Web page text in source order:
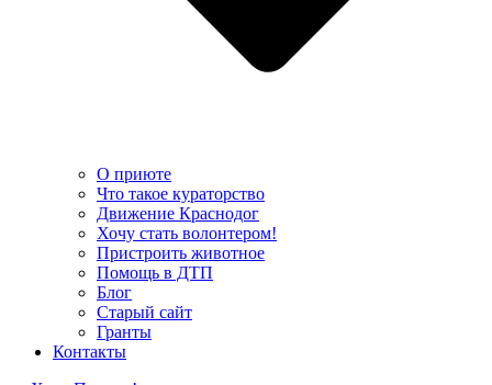
О приюте
Что такое кураторство
Движение Краснодог
Хочу стать волонтером!
Пристроить животное
Помощь в ДТП
Блог
Старый сайт
Гранты
Контакты